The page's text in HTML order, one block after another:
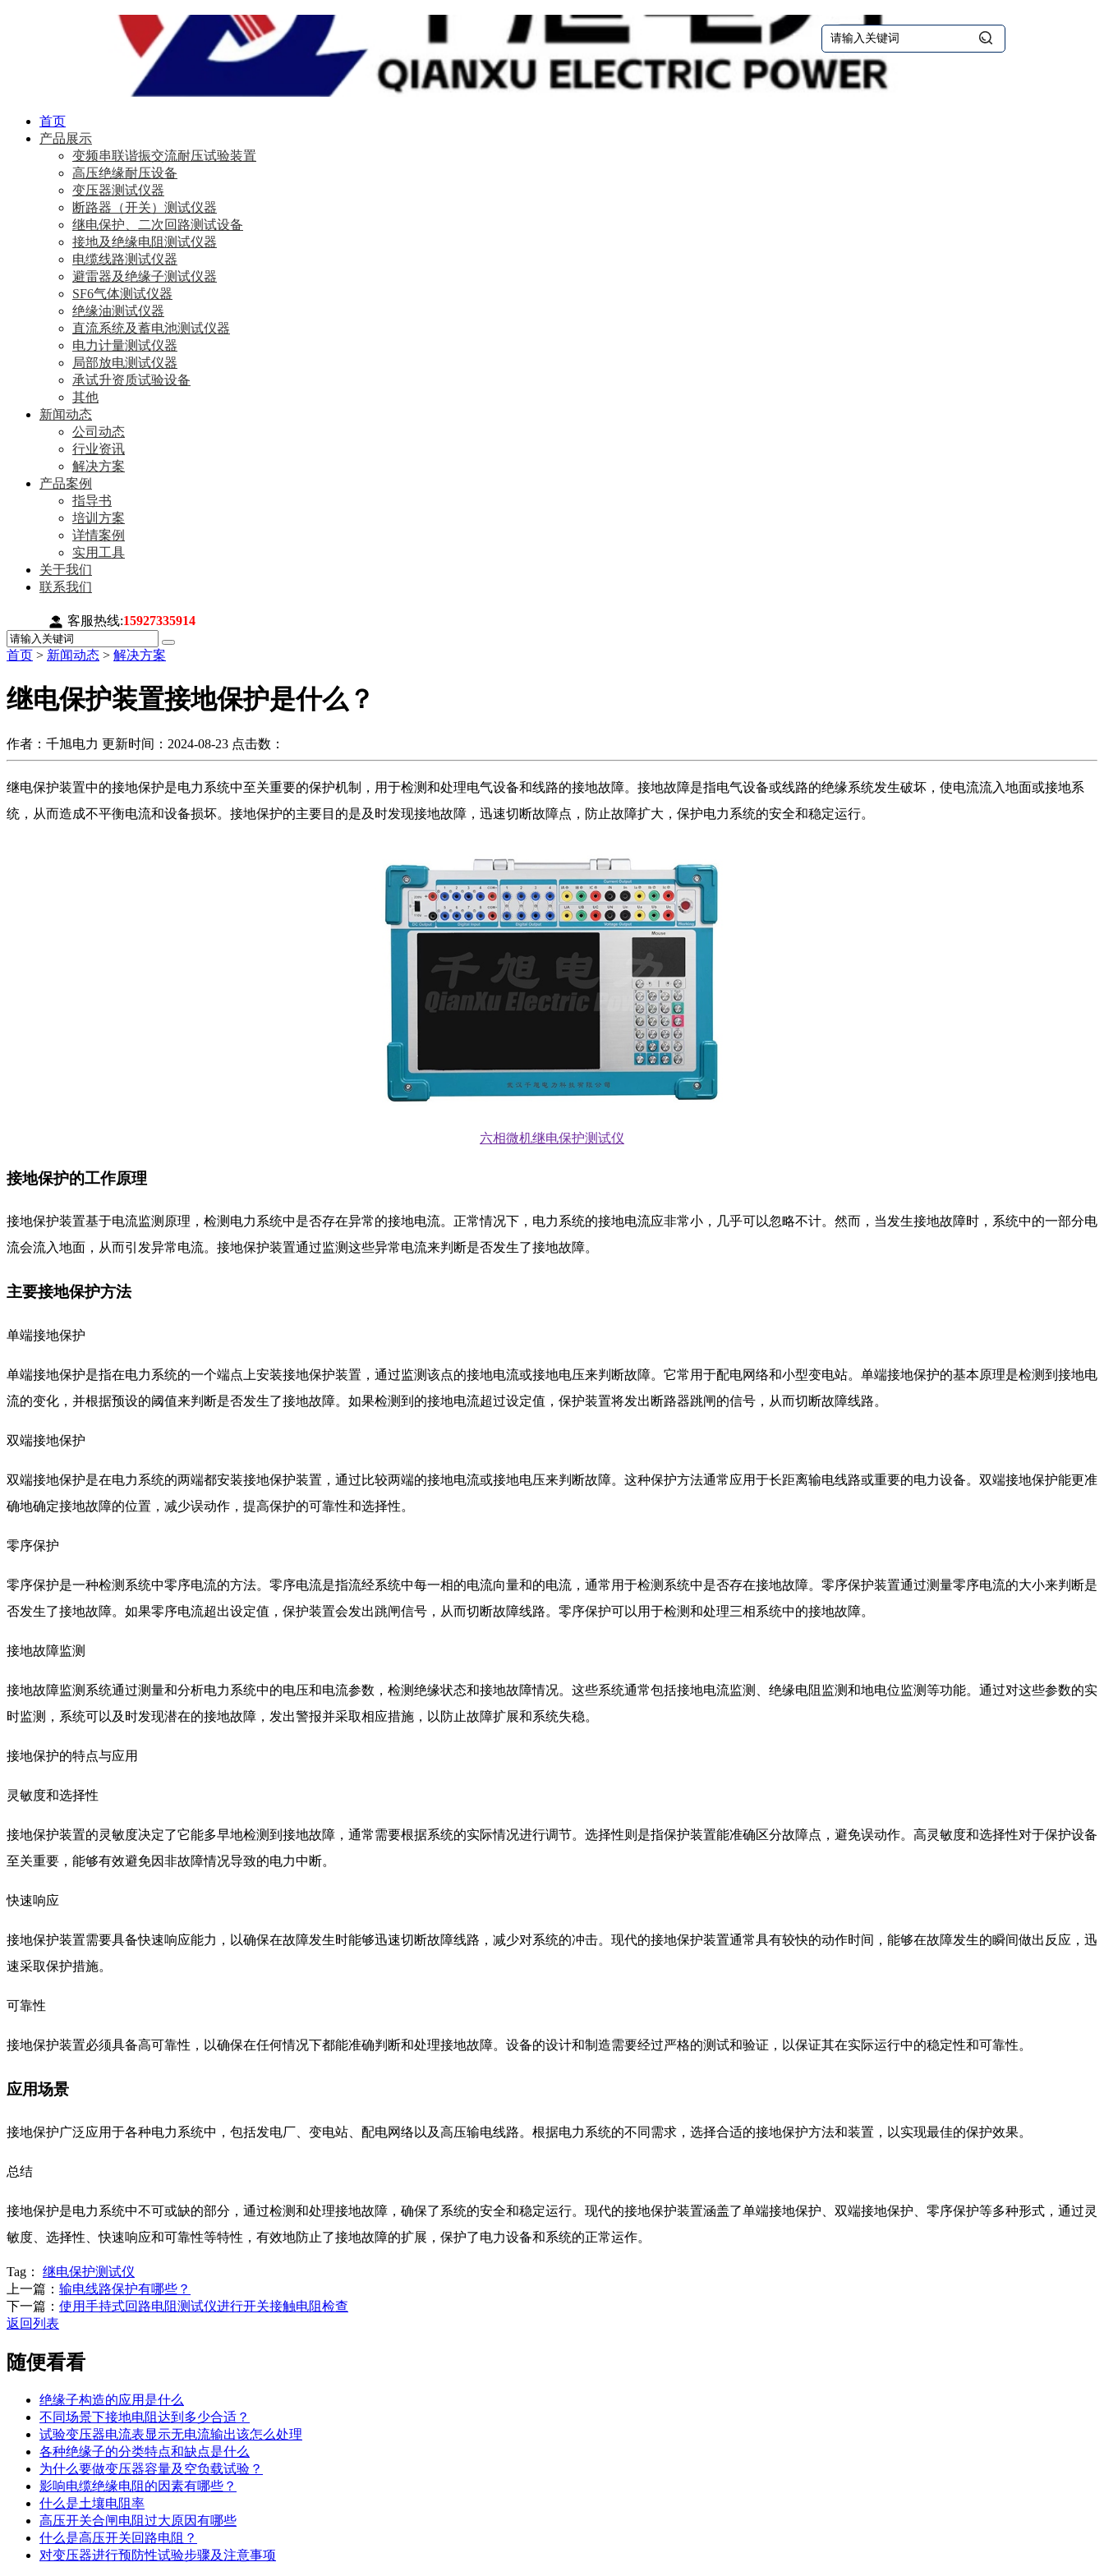
首页
产品展示
变频串联谐振交流耐压试验装置
高压绝缘耐压设备
变压器测试仪器
断路器（开关）测试仪器
继电保护、二次回路测试设备
接地及绝缘电阻测试仪器
电缆线路测试仪器
避雷器及绝缘子测试仪器
SF6气体测试仪器
绝缘油测试仪器
直流系统及蓄电池测试仪器
电力计量测试仪器
局部放电测试仪器
承试升资质试验设备
其他
新闻动态
公司动态
行业资讯
解决方案
产品案例
指导书
培训方案
详情案例
实用工具
关于我们
联系我们
客服热线:15927335914
首页 > 新闻动态 > 解决方案
继电保护装置接地保护是什么？
作者：千旭电力 更新时间：2024-08-23 点击数：
继电保护装置中的接地保护是电力系统中至关重要的保护机制，用于检测和处理电气设备和线路的接地故障。接地故障是指电气设备或线路的绝缘系统发生破坏，使电流流入地面或接地系
统，从而造成不平衡电流和设备损坏。接地保护的主要目的是及时发现接地故障，迅速切断故障点，防止故障扩大，保护电力系统的安全和稳定运行。
六相微机继电保护测试仪
接地保护的工作原理
接地保护装置基于电流监测原理，检测电力系统中是否存在异常的接地电流。正常情况下，电力系统的接地电流应非常小，几乎可以忽略不计。然而，当发生接地故障时，系统中的一部分电
流会流入地面，从而引发异常电流。接地保护装置通过监测这些异常电流来判断是否发生了接地故障。
主要接地保护方法
单端接地保护
单端接地保护是指在电力系统的一个端点上安装接地保护装置，通过监测该点的接地电流或接地电压来判断故障。它常用于配电网络和小型变电站。单端接地保护的基本原理是检测到接地电
流的变化，并根据预设的阈值来判断是否发生了接地故障。如果检测到的接地电流超过设定值，保护装置将发出断路器跳闸的信号，从而切断故障线路。
双端接地保护
双端接地保护是在电力系统的两端都安装接地保护装置，通过比较两端的接地电流或接地电压来判断故障。这种保护方法通常应用于长距离输电线路或重要的电力设备。双端接地保护能更准
确地确定接地故障的位置，减少误动作，提高保护的可靠性和选择性。
零序保护
零序保护是一种检测系统中零序电流的方法。零序电流是指流经系统中每一相的电流向量和的电流，通常用于检测系统中是否存在接地故障。零序保护装置通过测量零序电流的大小来判断是
否发生了接地故障。如果零序电流超出设定值，保护装置会发出跳闸信号，从而切断故障线路。零序保护可以用于检测和处理三相系统中的接地故障。
接地故障监测
接地故障监测系统通过测量和分析电力系统中的电压和电流参数，检测绝缘状态和接地故障情况。这些系统通常包括接地电流监测、绝缘电阻监测和地电位监测等功能。通过对这些参数的实
时监测，系统可以及时发现潜在的接地故障，发出警报并采取相应措施，以防止故障扩展和系统失稳。
接地保护的特点与应用
灵敏度和选择性
接地保护装置的灵敏度决定了它能多早地检测到接地故障，通常需要根据系统的实际情况进行调节。选择性则是指保护装置能准确区分故障点，避免误动作。高灵敏度和选择性对于保护设备
至关重要，能够有效避免因非故障情况导致的电力中断。
快速响应
接地保护装置需要具备快速响应能力，以确保在故障发生时能够迅速切断故障线路，减少对系统的冲击。现代的接地保护装置通常具有较快的动作时间，能够在故障发生的瞬间做出反应，迅
速采取保护措施。
可靠性
接地保护装置必须具备高可靠性，以确保在任何情况下都能准确判断和处理接地故障。设备的设计和制造需要经过严格的测试和验证，以保证其在实际运行中的稳定性和可靠性。
应用场景
接地保护广泛应用于各种电力系统中，包括发电厂、变电站、配电网络以及高压输电线路。根据电力系统的不同需求，选择合适的接地保护方法和装置，以实现最佳的保护效果。
总结
接地保护是电力系统中不可或缺的部分，通过检测和处理接地故障，确保了系统的安全和稳定运行。现代的接地保护装置涵盖了单端接地保护、双端接地保护、零序保护等多种形式，通过灵
敏度、选择性、快速响应和可靠性等特性，有效地防止了接地故障的扩展，保护了电力设备和系统的正常运作。
Tag：
继电保护测试仪
上一篇： 输电线路保护有哪些？
下一篇： 使用手持式回路电阻测试仪进行开关接触电阻检查
返回列表
随便看看
绝缘子构造的应用是什么
不同场景下接地电阻达到多少合适？
试验变压器电流表显示无电流输出该怎么处理
各种绝缘子的分类特点和缺点是什么
为什么要做变压器容量及空负载试验？
影响电缆绝缘电阻的因素有哪些？
什么是土壤电阻率
高压开关合闸电阻过大原因有哪些
什么是高压开关回路电阻？
对变压器进行预防性试验步骤及注意事项